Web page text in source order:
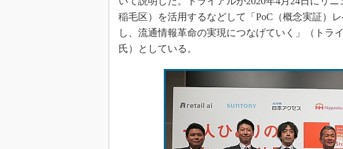
稲毛区）を活用するなどして「PoC（概念実証）
し、流通情報革命の実現につなげていく」（トラ
氏）としている。